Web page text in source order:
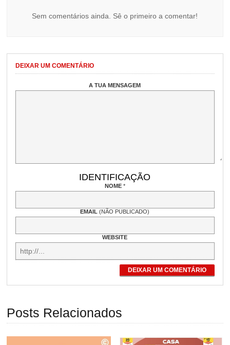
Sem comentários ainda. Sê o primeiro a comentar!
DEIXAR UM COMENTÁRIO
A TUA MENSAGEM
IDENTIFICAÇÃO
NOME *
EMAIL(NÃO PUBLICADO)
WEBSITE
DEIXAR UM COMENTÁRIO
Posts Relacionados